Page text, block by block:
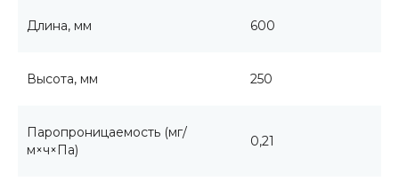
Длина, мм 600
Высота, мм 250
Паропроницаемость (мг/
м×ч×Па)
0,21